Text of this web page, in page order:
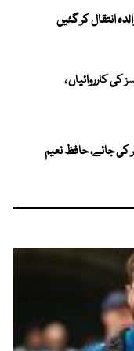
انتقال کر گئیں
کی کارروائیاں ،
فی لیٹر کی جائے، حافظ نعیم